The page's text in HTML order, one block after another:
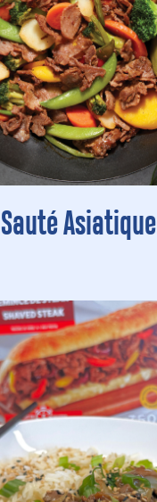
Sauté Asiatique